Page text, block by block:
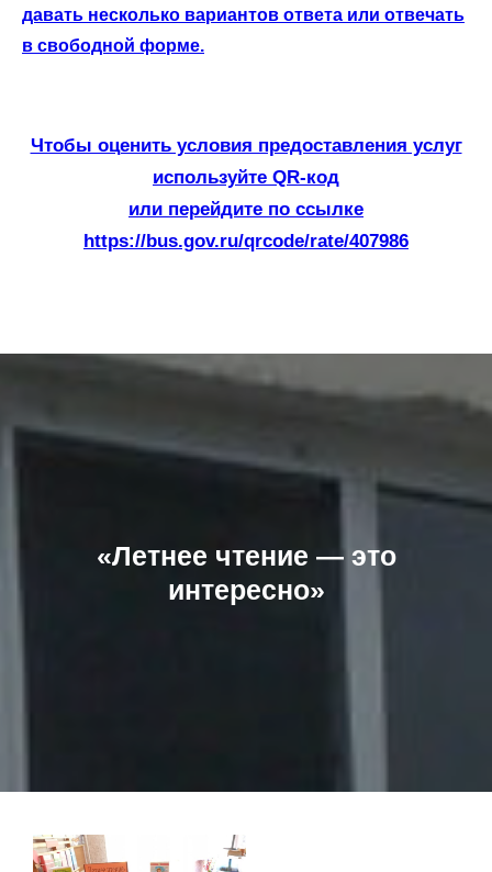
давать несколько вариантов ответа или отвечать
в свободной форме.
Чтобы оценить условия предоставления услуг
используйте QR-код
или перейдите по ссылке
https://bus.gov.ru/qrcode/rate/407986
«Летнее чтение — это
интересно»